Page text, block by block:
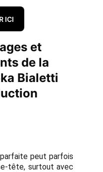
ICI
et
de la
Bialetti
peut parfois
tête, surtout avec